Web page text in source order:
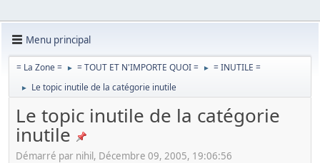
Menu principal
= La Zone = ► = TOUT ET N'IMPORTE QUOI = ► = INUTILE =
► Le topic inutile de la catégorie inutile
Le topic inutile de la catégorie
inutile
Démarré par nihil, Décembre 09, 2005, 19:06:56